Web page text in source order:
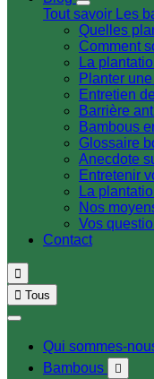
Tout savoir Les
Quelles
Comment
La
Planter
Entretien
Barrière
Bambous
Glossaire
Anecdote
Entretenir
La
Nos
Vos
Contact

 Tous
Qui sommes-
Bambous 